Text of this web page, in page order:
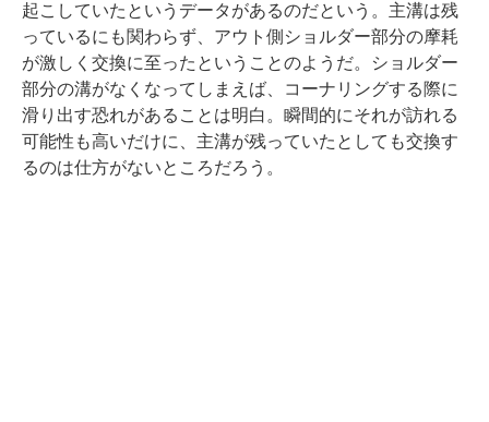
起こしていたというデータがあるのだという。主溝は残
っているにも関わらず、アウト側ショルダー部分の摩耗
が激しく交換に至ったということのようだ。ショルダー
部分の溝がなくなってしまえば、コーナリングする際に
滑り出す恐れがあることは明白。瞬間的にそれが訪れる
可能性も高いだけに、主溝が残っていたとしても交換す
るのは仕方がないところだろう。